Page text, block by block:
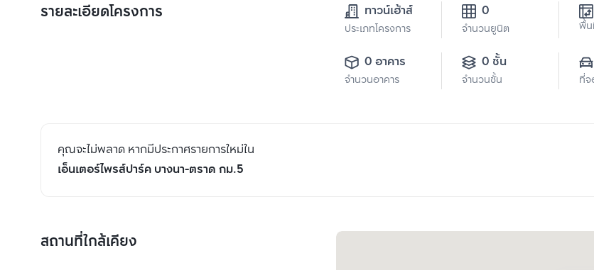
รายละเอียดโครงการ ทาวน์เฮ้าส์
ประเภทโครงการ
0
จำนวนยูนิต พื้น
0 อาคาร
จำนวนอาคาร
0 ชั้น
จำนวนชั้น ที่
คุณจะไม่พลาด หากมีประกาศรายการใหม่ใน
เอ็นเตอร์ไพรส์ปาร์ค บางนา-ตราด กม.5
สถานที่ใกล้เคียง